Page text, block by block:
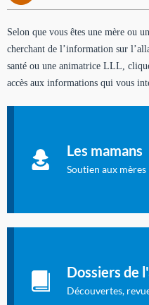
Selon que vous êtes une mère ou
cherchant de l’information sur
santé ou une animatrice LLL,
accès aux informations qui vous
Les mamans
Soutien aux mères
à allaiter et vous informer :
concernent l'allaitement.
Dossiers de
Découvertes,
dernières études sur
internationale.